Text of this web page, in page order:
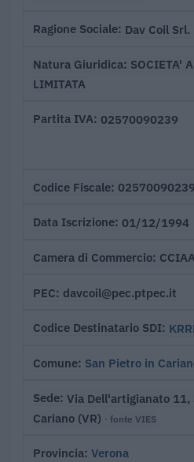
Ragione Sociale Dav Coil Srl.
Natura Giuridica SOCIETA'
LIMITATA
Partita IVA 02570090239
Codice Fiscale 02570090239
Data Iscrizione 01/12/1994
Camera di Commercio
PEC davcoil@pec.ptpec.it
Codice Destinatario SDI
Comune San Pietro in
Sede Via Dell'artigianato
Cariano (VR) · fonte VIES
Provincia Verona